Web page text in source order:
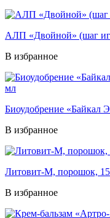
АЛП «Двойной» (шаг
В избранное
Биоудобрение «Байкал
В избранное
Литовит-М, порошок,
В избранное